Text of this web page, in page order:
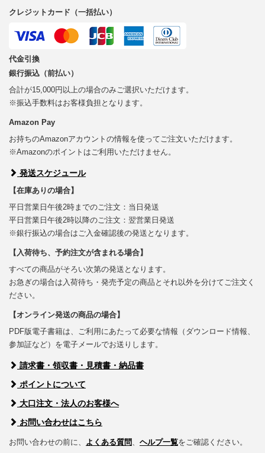
クレジットカード（一括払い）
代金引換
銀行振込（前払い）
合計が15,000円以上の場合のみご選択いただけます。
※振込手数料はお客様負担となります。
Amazon Pay
お持ちのAmazonアカウントの情報を使ってご注文いただけます。
※Amazonのポイントはご利用いただけません。
発送スケジュール
【在庫ありの場合】
平日営業日午後2時までのご注文：当日発送
平日営業日午後2時以降のご注文：翌営業日発送
※銀行振込の場合はご入金確認後の発送となります。
【入荷待ち、予約注文が含まれる場合】
すべての商品がそろい次第の発送となります。
お急ぎの場合は入荷待ち・発売予定の商品とそれ以外を分けてご注文く
ださい。
【オンライン発送の商品の場合】
PDF版電子書籍は、ご利用にあたって必要な情報（ダウンロード情報、
参加証など）を電子メールでお送りします。
請求書・領収書・見積書・納品書
ポイントについて
大口注文・法人のお客様へ
お問い合わせはこちら
お問い合わせの前に、 よくある質問 ヘルプ一覧をご確認ください。